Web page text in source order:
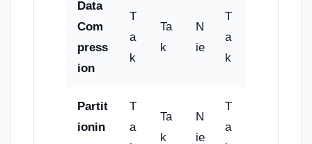
Data
Com
press
ion
T
a
k
Ta
k
N
ie
T
a
k
Partit
ionin
T
a
Ta
k
N
ie
T
a